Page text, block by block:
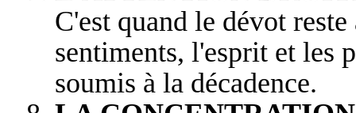
C'est quand le dévot
sentiments, l'esprit et les
soumis à la décadence.